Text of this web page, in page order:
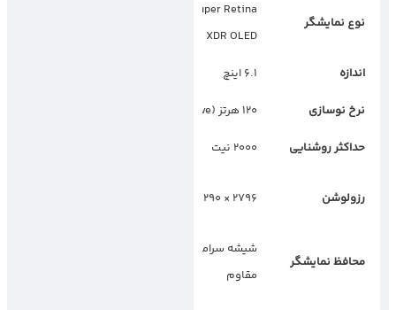
نوع نمایشگر
LTPO Super Retina
XDR OLED
اندازه ۶.۱ اینچ
نرخ نوسازی ۱۲۰ هرتز (Adaptive)
حداکثر روشنایی ۲۰۰۰ نیت
رزولوشن ۲۷۹۶ × ۱۲۹۰ پیکسل
محافظ نمایشگر
شیشه سرامیکی
مقاوم